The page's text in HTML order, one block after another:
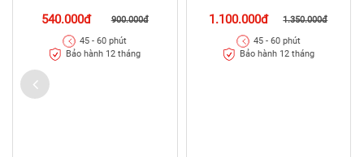
540.000đ 900.000đ
45 - 60 phút
Bảo hành 12 tháng
1.100.000đ 1.350.000đ
45 - 60 phút
Bảo hành 12 tháng